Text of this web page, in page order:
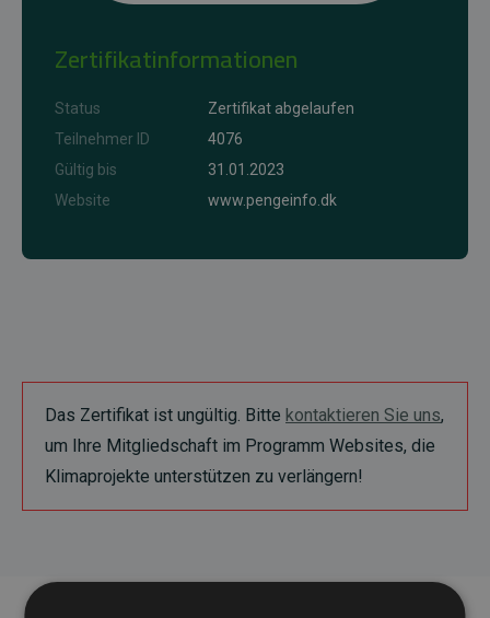
Zertifikatinformationen
Status
Zertifikat abgelaufen
Teilnehmer ID
4076
Gültig bis
31.01.2023
Website
www.pengeinfo.dk
Das Zertifikat ist ungültig. Bitte kontaktieren Sie uns,
um Ihre Mitgliedschaft im Programm Websites, die
Klimaprojekte unterstützen zu verlängern!